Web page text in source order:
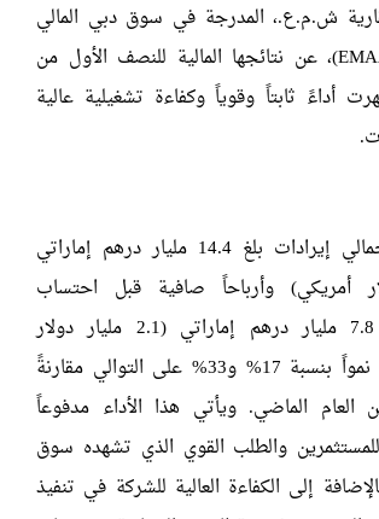
ش.م.ع.، المدرجة في سوق دبي المالي
تحت الرمز (EMAAR)، عن نتائجها المالية للنصف الأول من
أداءً ثابتاً وقوياً وكفاءة تشغيلية عالية
سجّلت إعمار إجمالي إيرادات بلغ 14.4 مليار درهم إماراتي
دولار أمريكي) وأرباحاً صافية قبل احتساب
الضرائب بقيمة 7.8 مليار درهم إماراتي (2.1 مليار دولار
أمريكي)، محقّقة نمواً بنسبة 17% و33% على التوالي مقارنةً
العام الماضي. ويأتي هذا الأداء مدفوعاً
للمستثمرين والطلب القوي الذي تشهده سوق
إلى الكفاءة العالية للشركة في تنفيذ